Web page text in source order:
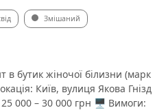
Змішаний
в бутик жіночої білизни (марк
Київ, вулиця Якова Гнізд
000 – 30 000 грн 🖥 Вимоги: